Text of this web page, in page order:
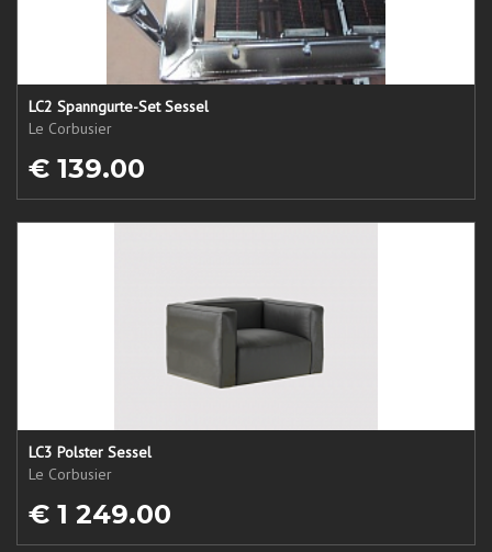
LC2 Spanngurte-Set Sessel
Le Corbusier
€ 139.00
LC3 Polster Sessel
Le Corbusier
€ 1 249.00